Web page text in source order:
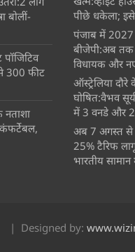
बोलीं-
300 फीट
नताशा
पीछे धकेला; इसे
पंजाब में 2027
बीजेपी:अब तक
विधायक और
ऑस्ट्रेलिया
घोषित:वैभव
में 3 वनडे और
अब 7 अगस्त से
25% टैरिफ
भारतीय सामान
Designed by: